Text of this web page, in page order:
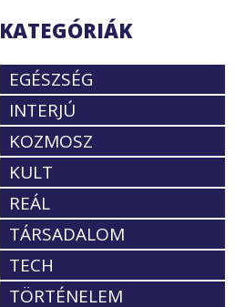
KATEGÓRIÁK
EGÉSZSÉG
INTERJÚ
KOZMOSZ
KULT
REÁL
TÁRSADALOM
TECH
TÖRTÉNELEM